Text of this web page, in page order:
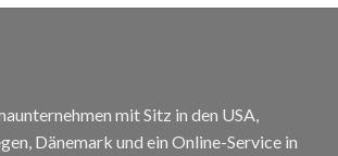
€190
mit Sitz in den USA,
Dänemark und ein Online-Service in